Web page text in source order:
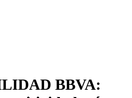
BBVA: